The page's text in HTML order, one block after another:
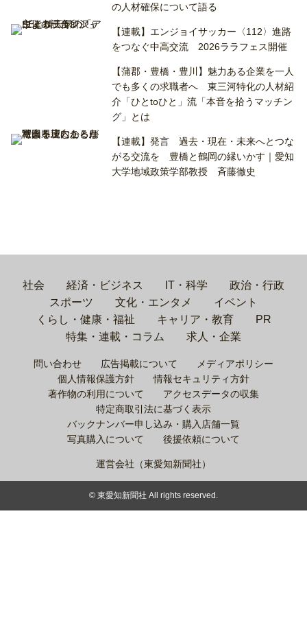
の人材確保について語る
【連載】エンジョイサッカー〈112〉進路
をつなぐ中高交流 2026ララフェス開催
【蒲郡・豊橋・豊川】魅力ある企業を一人
でも多くの求職者へ 東三河特化の人材紹
介「ひとtoひと」流「本音を拾うマッチン
グ」とは
【連載】発言 過去・現在・未来へとつな
がる交流を 豊橋と鶴岡の縁いかす｜愛知
大学地域政策学部教授 斉藤徹史
社会 経済・ビジネス IT・科学
政治・行政
スポーツ
文化・エンタメ
イベント
くらし・健康・福祉
キャリア・教育
PR
特集・連載・コラム
求人・企業
問い合わせ 広告掲載について
メディアポリシー
個人情報保護方針
情報セキュリティ方針
著作物の利用について
アクセスデータの収集
特定商取引法に基づく表示
バックナンバー申し込み・購入店舗一覧
写真購入について
後援依頼について
運営会社（東愛知新聞社）
© 東愛知新聞社 All rights reserved.